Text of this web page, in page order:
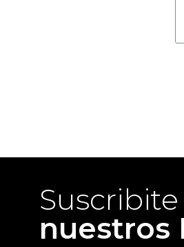
Suscribite
nuestros